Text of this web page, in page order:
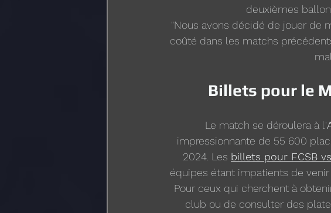
deuxièmes
"Nous avons décidé de jouer de
coûté dans les matchs
Billets pour le
Le match se déroulera à l'
impressionnante de 55 600
2024. Les billets pour FCSB
équipes étant impatients de
Pour ceux qui cherchent à
club ou de consulter des